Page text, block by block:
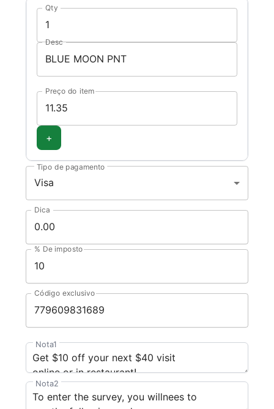
Qty
Desc
Preço do item
+
Tipo de pagamento
Visa
Dica
% De imposto
Código exclusivo
Nota1
Nota2